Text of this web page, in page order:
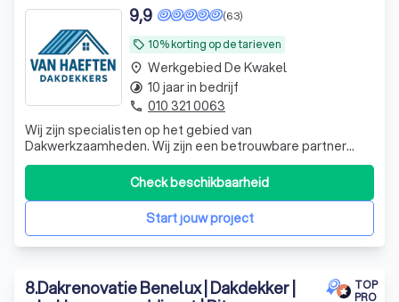
local_offer 10% korting op de tarieven
(63)
9,9
Wij zijn specialisten op het gebied van
Dakwerkzaamheden. Wij zijn een betrouwbare partner
voor alle dakwerkzaamheden. Met jarenlange ervaring
leveren wij hoogwaardige oplossingen voor zowel
particuliere als zakelijke klanten. Wij zijn gespecialiseerd in
het plaatsen, herstellen en onderhouden van b
Start jouw project
Check beschikbaarheid
place Werkgebied De Kwakel
timelapse 10 jaar in bedrijf
phone 010 321 0063
8.Dakrenovatie Benelux | Dakdekker |
TOP
PRO